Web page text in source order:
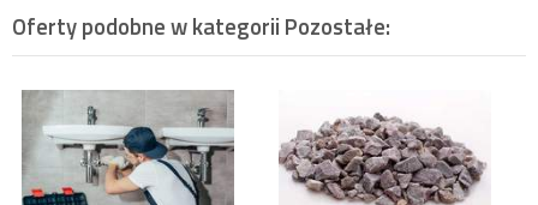
Oferty podobne w kategorii Pozostałe: